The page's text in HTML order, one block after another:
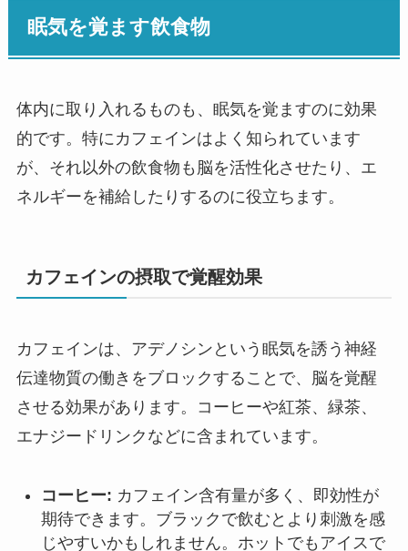
眠気を覚ます飲食物
体内に取り入れるものも、眠気を覚ますのに効果
的です。特にカフェインはよく知られています
が、それ以外の飲食物も脳を活性化させたり、エ
ネルギーを補給したりするのに役立ちます。
カフェインの摂取で覚醒効果
カフェインは、アデノシンという眠気を誘う神経
伝達物質の働きをブロックすることで、脳を覚醒
させる効果があります。コーヒーや紅茶、緑茶、
エナジードリンクなどに含まれています。
コーヒー: カフェイン含有量が多く、即効性が
期待できます。ブラックで飲むとより刺激を感
じやすいかもしれません。ホットでもアイスで